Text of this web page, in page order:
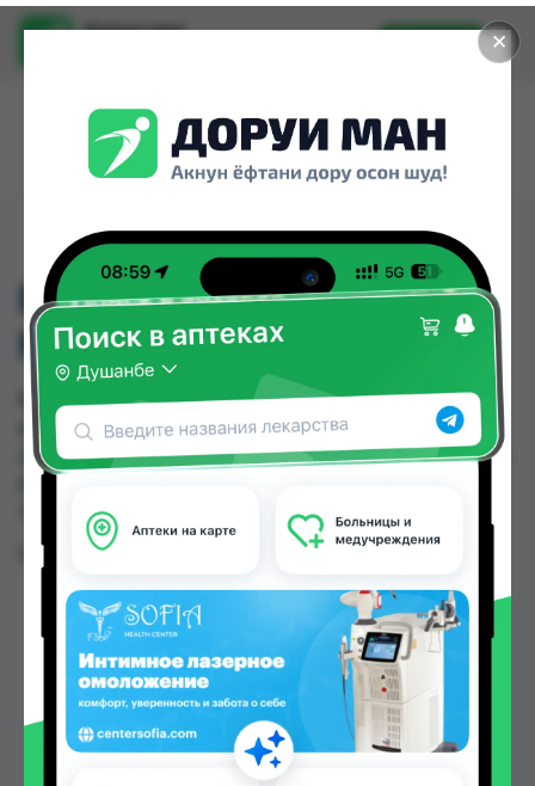
✕
Доруи ман
Установить
ВИНДИНОЛ ФОРТЕ ТБ
№30
ВИНДИНОЛ ФОРТЕ ТБ №30 можно купить или
заказать в аптеках, Авиценна, Амирӣ, Аптека +
24/7, Аптека Алфавит, Аптека Нур (Nur), Аслфарм
TJS в Душанбе и других городах Таджикистана
Цена: от4.09 TJS